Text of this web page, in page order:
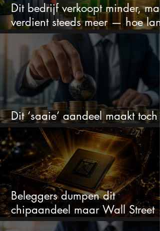
Dit bedrijf verkoopt minder,
verdient steeds meer — hoe
kan dit sprookje doorgaan?
Dit ‘saaie’ aandeel maakt toch
bizar veel winst
Beleggers dumpen dit
chipaandeel maar Wall Street
ziet een zeldzame koopkans